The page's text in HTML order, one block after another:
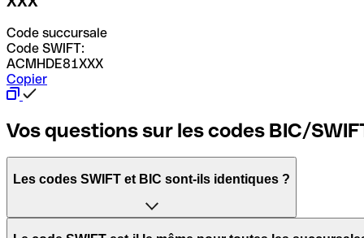
Code succursale
Code SWIFT:
ACMHDE81XXX
Copier
Vos questions sur les codes BIC/
Les codes SWIFT et BIC sont-ils identiques ?